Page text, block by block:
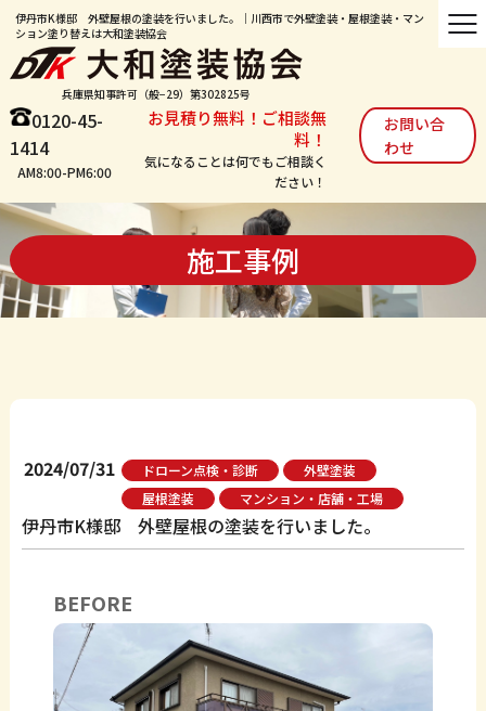
伊丹市K様邸 外壁屋根の塗装を行いました。｜川西市で外壁塗装・屋根塗装・マン
ション塗り替えは大和塗装協会
兵庫県知事許可（般−29）第302825号
0120-45-
1414
AM8:00-PM6:00
お見積り無料！ご相談無
料！
気になることは何でもご相談く
ださい！
お問い合
わせ
施工事例
2024/07/31 ドローン点検・診断
外壁塗装
屋根塗装
マンション・店舗・工場
伊丹市K様邸 外壁屋根の塗装を行いました。
BEFORE